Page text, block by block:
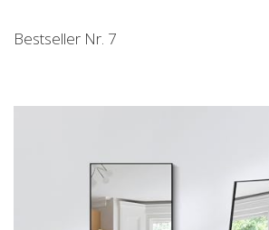
Bestseller Nr. 7